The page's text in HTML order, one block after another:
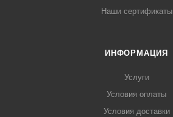
Наши сертификаты
ИНФОРМАЦИЯ
Услуги
Условия оплаты
Условия доставки